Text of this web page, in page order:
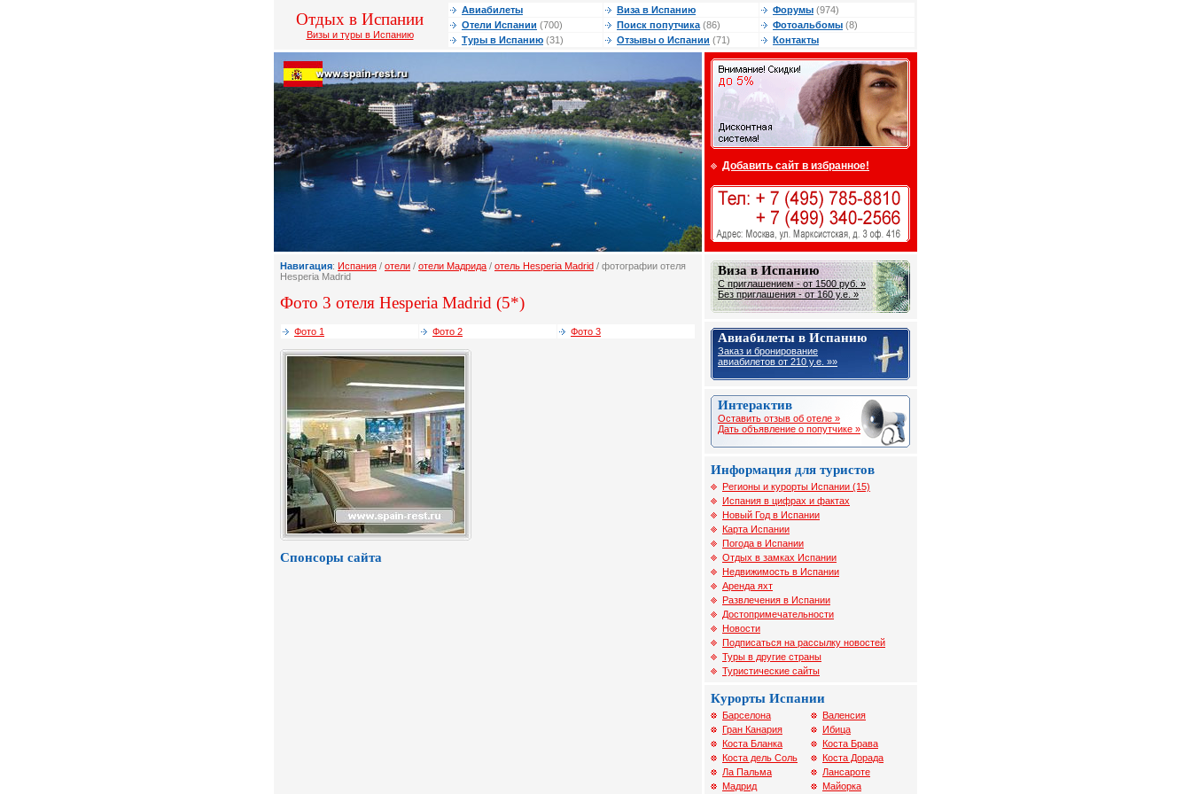
Отдых в Испании
Визы и туры в Испанию
Авиабилеты Виза в Испанию Форумы (974)
Отели Испании (700) Поиск попутчика (86) Фотоальбомы (8)
Туры в Испанию (31) Отзывы о Испании (71) Контакты
Добавить сайт в избранное!
Навигация: Испания / отели / отели Мадрида / отель Hesperia Madrid / фотографии отеля
Hesperia Madrid
Фото 3 отеля Hesperia Madrid (5*)
Фото 1 Фото 2 Фото 3
Спонсоры сайта
Виза в Испанию
С приглашением - от 1500 руб. »
Без приглашения - от 160 у.е. »
Авиабилеты в Испанию
Заказ и бронирование
авиабилетов от 210 y.e. »»
Интерактив
Оставить отзыв об отеле »
Дать объявление о попутчике »
Информация для туристов
Регионы и курорты Испании (15)
Испания в цифрах и фактах
Новый Год в Испании
Карта Испании
Погода в Испании
Отдых в замках Испании
Недвижимость в Испании
Аренда яхт
Развлечения в Испании
Достопримечательности
Новости
Подписаться на рассылку новостей
Туры в другие страны
Туристические сайты
Курорты Испании
Барселона
Гран Канария
Коста Бланка
Коста дель Соль
Ла Пальма
Мадрид
Валенсия
Ибица
Коста Брава
Коста Дорада
Лансароте
Майорка